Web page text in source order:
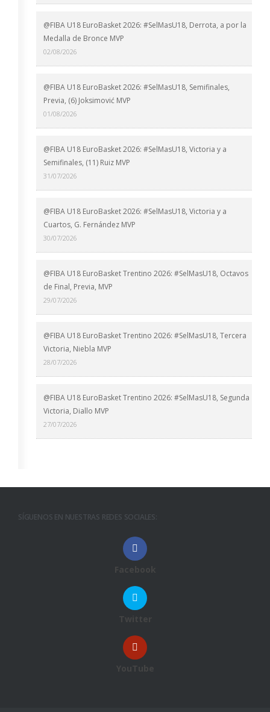
@FIBA U18 EuroBasket 2026: #SelMasU18, Derrota, a por la
Medalla de Bronce MVP
02/08/2026
@FIBA U18 EuroBasket 2026: #SelMasU18, Semifinales,
Previa, (6) Joksimović MVP
01/08/2026
@FIBA U18 EuroBasket 2026: #SelMasU18, Victoria y a
Semifinales, (11) Ruiz MVP
31/07/2026
@FIBA U18 EuroBasket 2026: #SelMasU18, Victoria y a
Cuartos, G. Fernández MVP
30/07/2026
@FIBA U18 EuroBasket Trentino 2026: #SelMasU18, Octavos
de Final, Previa, MVP
29/07/2026
@FIBA U18 EuroBasket Trentino 2026: #SelMasU18, Tercera
Victoria, Niebla MVP
28/07/2026
@FIBA U18 EuroBasket Trentino 2026: #SelMasU18, Segunda
Victoria, Diallo MVP
27/07/2026
SÍGUENOS EN NUESTRAS REDES SOCIALES:
Facebook
Twitter
YouTube